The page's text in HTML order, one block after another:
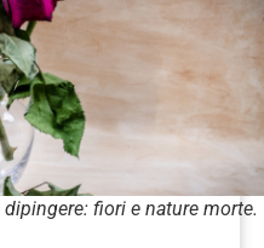
fiori e nature morte.